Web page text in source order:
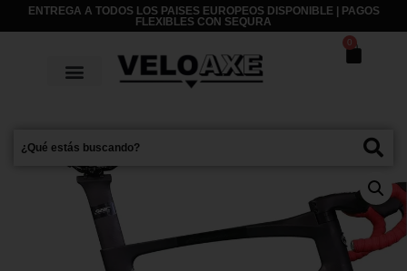
ENTREGA A TODOS LOS PAISES EUROPEOS DISPONIBLE | PAGOS
FLEXIBLES CON SEQURA
0